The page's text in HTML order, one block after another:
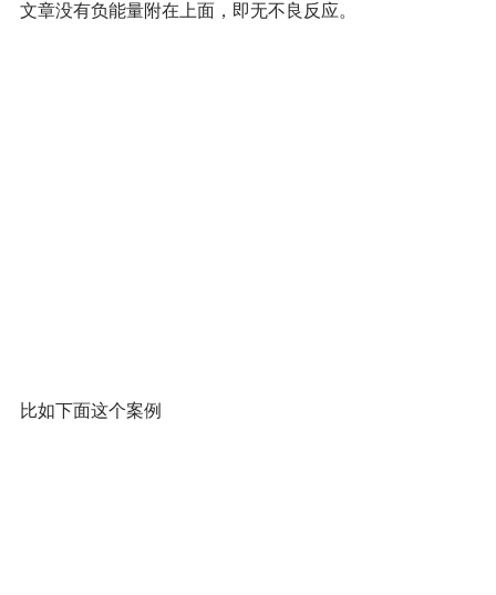
文章没有负能量附在上面，即无不良反应。
比如下面这个案例